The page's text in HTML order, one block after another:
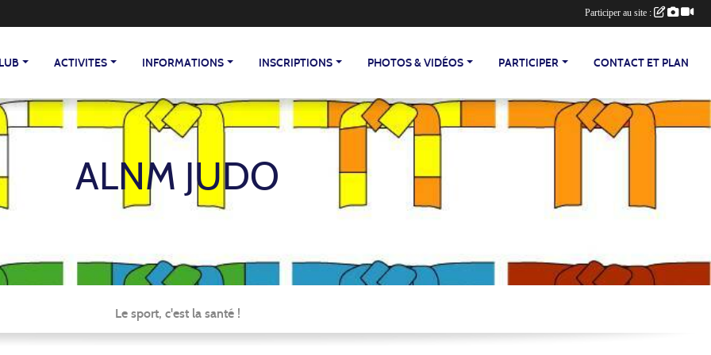
ACTIVITES INFORMATIONS INSCRIPTIONS PHOTOS & VIDÉOS PARTICIPER CONTACT ET PLAN
ALNM JUDO
Le sport, c'est la santé !
Participer au site :